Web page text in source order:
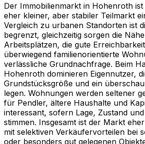
Der Immobilienmarkt in Hohenroth ist
eher kleiner, aber stabiler Teilmarkt
Vergleich zu urbanen Standorten ist
begrenzt, gleichzeitig sorgen die
Arbeitsplätzen, die gute
überwiegend familienorientierte
verlässliche Grundnachfrage. Beim
Hohenroth dominieren Eigennutzer,
Grundstücksgröße und ein
legen. Wohnungen werden seltener
für Pendler, ältere Haushalte und
interessant, sofern Lage, Zustand
stimmen. Insgesamt ist der Markt
mit selektiven Verkäufervorteilen bei
oder besonders gut gelegenen